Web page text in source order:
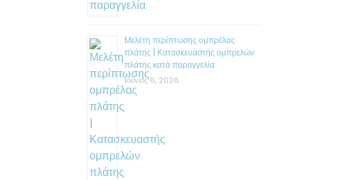
Μελέτη περίπτωσης ομπρέλας
πλάτης | Κατασκευαστής ομπρελών
πλάτης κατά παραγγελία
Ιούνιος 6, 2026